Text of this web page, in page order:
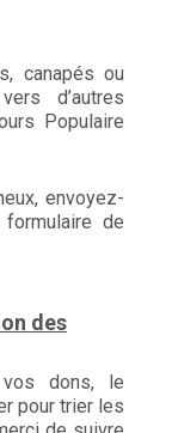
canapés ou
d’autres
Populaire
envoyez-
de
des
dons, le
pour trier les